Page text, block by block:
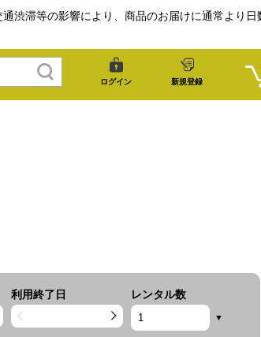
渋滞等の影響により、商品のお届けに通常より
ログイン 新規登録
利用終了日 レンタル数